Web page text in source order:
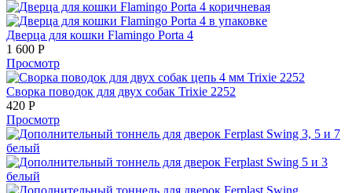
Дверца для кошки Flamingo Porta 4
1 600 Р
Просмотр
Сворка поводок для двух собак Trixie 2252
420 Р
Просмотр